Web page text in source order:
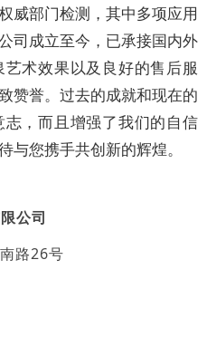
威部门检测，其中多项应用
司成立至今，已承接国内外
术效果以及良好的售后服
赞誉。过去的成就和现在的
，而且增强了我们的自信
与您携手共创新的辉煌。
公司
路26号